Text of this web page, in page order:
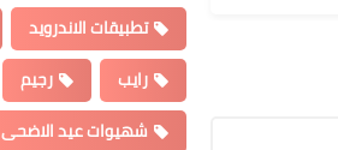
تطبيقات الاندرويد
رايب
رجيم
شهيوات عيد الاضحى